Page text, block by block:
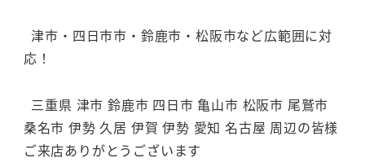
津市・四日市市・鈴鹿市・松阪市など広範囲に対
応！
三重県 津市 鈴鹿市 四日市 亀山市 松阪市 尾鷲市
桑名市 伊勢 久居 伊賀 伊勢 愛知 名古屋 周辺の皆様
ご来店ありがとうございます